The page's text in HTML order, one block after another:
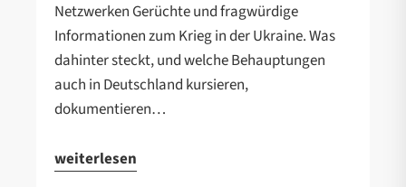
Netzwerken Gerüchte und fragwürdige
Informationen zum Krieg in der Ukraine. Was
dahinter steckt, und welche Behauptungen
auch in Deutschland kursieren,
dokumentieren…
weiterlesen